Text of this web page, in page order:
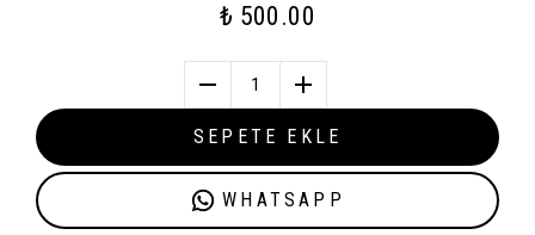
₺ 500.00
1
SEPETE EKLE
WHATSAPP